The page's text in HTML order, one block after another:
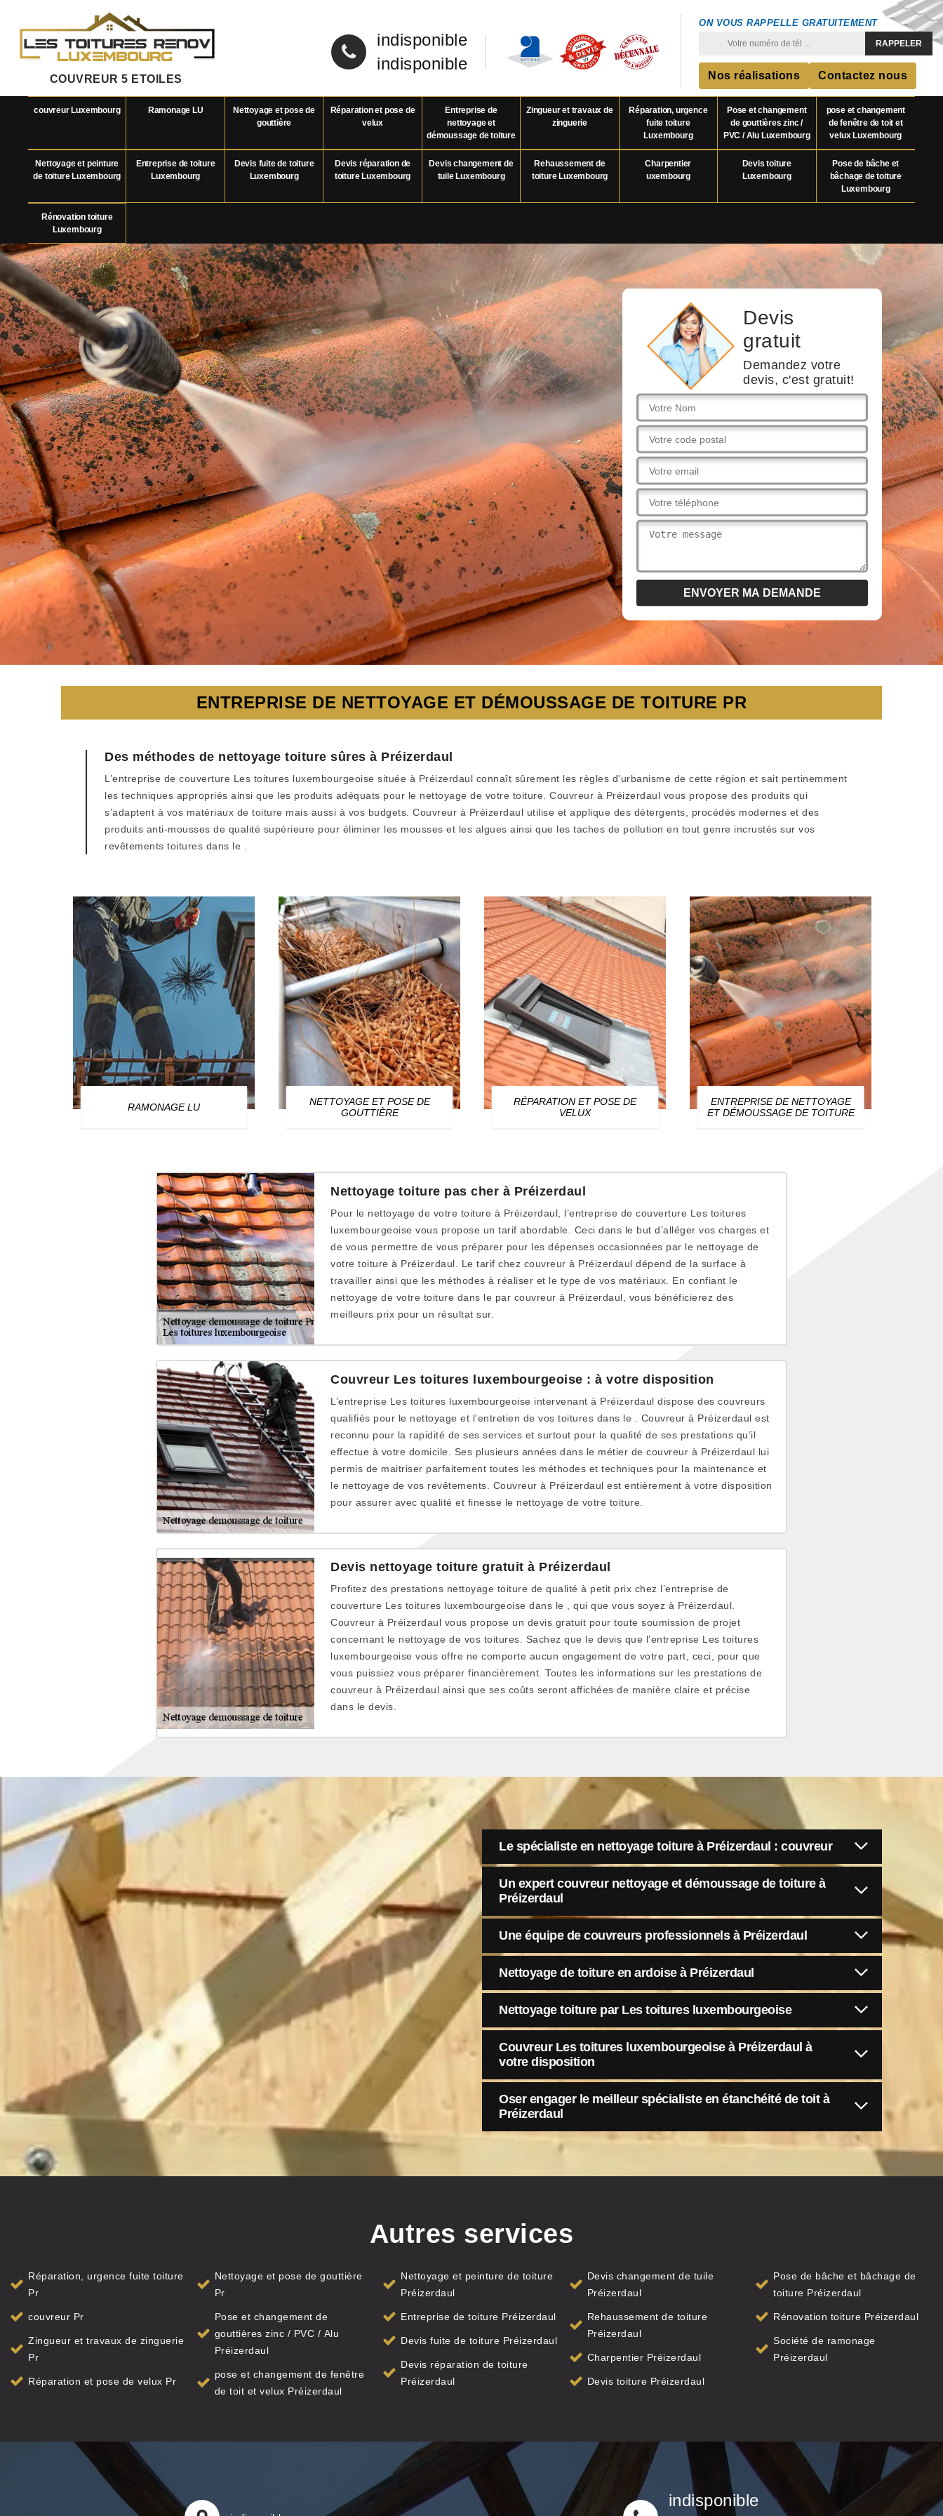
COUVREUR 5 ETOILES
indisponible
indisponible
ON VOUS RAPPELLE GRATUITEMENT
Nos réalisations Contactez nous
couvreur Luxembourg Ramonage LU
Nettoyage et pose de
gouttière
Réparation et pose de
velux
Entreprise de
nettoyage et
démoussage de toiture
Zingueur et travaux de
zinguerie
Réparation, urgence
fuite toiture
Luxembourg
Pose et changement
de gouttières zinc /
PVC / Alu Luxembourg
pose et changement
de fenêtre de toit et
velux Luxembourg
Nettoyage et peinture
de toiture Luxembourg
Entreprise de toiture
Luxembourg
Devis fuite de toiture
Luxembourg
Devis réparation de
toiture Luxembourg
Devis changement de
tuile Luxembourg
Rehaussement de
toiture Luxembourg
Charpentier
uxembourg
Devis toiture
Luxembourg
Pose de bâche et
bâchage de toiture
Luxembourg
Rénovation toiture
Luxembourg
Devis
gratuit
Demandez votre
devis, c'est gratuit!
ENTREPRISE DE NETTOYAGE ET DÉMOUSSAGE DE TOITURE PR
Des méthodes de nettoyage toiture sûres à Préizerdaul
L’entreprise de couverture Les toitures luxembourgeoise située à Préizerdaul connaît sûrement les règles d'urbanisme de cette région et sait pertinemment
les techniques appropriés ainsi que les produits adéquats pour le nettoyage de votre toiture. Couvreur à Préizerdaul vous propose des produits qui
s’adaptent à vos matériaux de toiture mais aussi à vos budgets. Couvreur à Préizerdaul utilise et applique des détergents, procédés modernes et des
produits anti-mousses de qualité supérieure pour éliminer les mousses et les algues ainsi que les taches de pollution en tout genre incrustés sur vos
revêtements toitures dans le .
RAMONAGE LU
NETTOYAGE ET POSE DE
GOUTTIÈRE
RÉPARATION ET POSE DE
VELUX
ENTREPRISE DE NETTOYAGE
ET DÉMOUSSAGE DE TOITURE
Nettoyage toiture pas cher à Préizerdaul
Pour le nettoyage de votre toiture à Préizerdaul, l’entreprise de couverture Les toitures
luxembourgeoise vous propose un tarif abordable. Ceci dans le but d’alléger vos charges et
de vous permettre de vous préparer pour les dépenses occasionnées par le nettoyage de
votre toiture à Préizerdaul. Le tarif chez couvreur à Préizerdaul dépend de la surface à
travailler ainsi que les méthodes à réaliser et le type de vos matériaux. En confiant le
nettoyage de votre toiture dans le par couvreur à Préizerdaul, vous bénéficierez des
meilleurs prix pour un résultat sur.
Couvreur Les toitures luxembourgeoise : à votre disposition
L’entreprise Les toitures luxembourgeoise intervenant à Préizerdaul dispose des couvreurs
qualifiés pour le nettoyage et l’entretien de vos toitures dans le . Couvreur à Préizerdaul est
reconnu pour la rapidité de ses services et surtout pour la qualité de ses prestations qu’il
effectue à votre domicile. Ses plusieurs années dans le métier de couvreur à Préizerdaul lui
permis de maitriser parfaitement toutes les méthodes et techniques pour la maintenance et
le nettoyage de vos revêtements. Couvreur à Préizerdaul est entièrement à votre disposition
pour assurer avec qualité et finesse le nettoyage de votre toiture.
Devis nettoyage toiture gratuit à Préizerdaul
Profitez des prestations nettoyage toiture de qualité à petit prix chez l’entreprise de
couverture Les toitures luxembourgeoise dans le , qui que vous soyez à Préizerdaul.
Couvreur à Préizerdaul vous propose un devis gratuit pour toute soumission de projet
concernant le nettoyage de vos toitures. Sachez que le devis que l’entreprise Les toitures
luxembourgeoise vous offre ne comporte aucun engagement de votre part, ceci, pour que
vous puissiez vous préparer financièrement. Toutes les informations sur les prestations de
couvreur à Préizerdaul ainsi que ses coûts seront affichées de manière claire et précise
dans le devis.
Le spécialiste en nettoyage toiture à Préizerdaul : couvreur
Un expert couvreur nettoyage et démoussage de toiture à
Préizerdaul
Une équipe de couvreurs professionnels à Préizerdaul
Nettoyage de toiture en ardoise à Préizerdaul
Nettoyage toiture par Les toitures luxembourgeoise
Couvreur Les toitures luxembourgeoise à Préizerdaul à
votre disposition
Oser engager le meilleur spécialiste en étanchéité de toit à
Préizerdaul
Autres services
Réparation, urgence fuite toiture
Pr
couvreur Pr
Zingueur et travaux de zinguerie
Pr
Réparation et pose de velux Pr
Nettoyage et pose de gouttière
Pr
Pose et changement de
gouttières zinc / PVC / Alu
Préizerdaul
pose et changement de fenêtre
de toit et velux Préizerdaul
Nettoyage et peinture de toiture
Préizerdaul
Entreprise de toiture Préizerdaul
Devis fuite de toiture Préizerdaul
Devis réparation de toiture
Préizerdaul
Devis changement de tuile
Préizerdaul
Rehaussement de toiture
Préizerdaul
Charpentier Préizerdaul
Devis toiture Préizerdaul
Pose de bâche et bâchage de
toiture Préizerdaul
Rénovation toiture Préizerdaul
Société de ramonage
Préizerdaul
indisponible